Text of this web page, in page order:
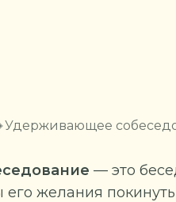
Удерживающее
— это
желания